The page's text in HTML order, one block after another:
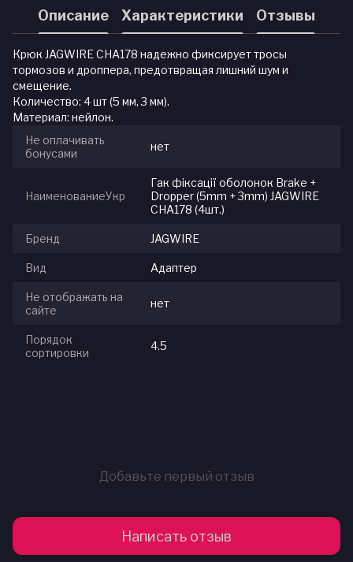
Описание Характеристики Отзывы
Крюк JAGWIRE CHA178 надежно фиксирует тросы
тормозов и дроппера, предотвращая лишний шум и
смещение.
Количество: 4 шт (5 мм, 3 мм).
Материал: нейлон.
Не оплачивать
бонусами
нет
НаименованиеУкр
Гак фіксації оболонок Brake +
Dropper (5mm + 3mm) JAGWIRE
CHA178 (4шт.)
Бренд JAGWIRE
Вид Адаптер
Не отображать на
сайте
нет
Порядок
сортировки
4.5
Добавьте первый отзыв
Написать отзыв